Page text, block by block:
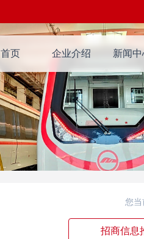
首页 企业介绍 新闻
您当
招商信息